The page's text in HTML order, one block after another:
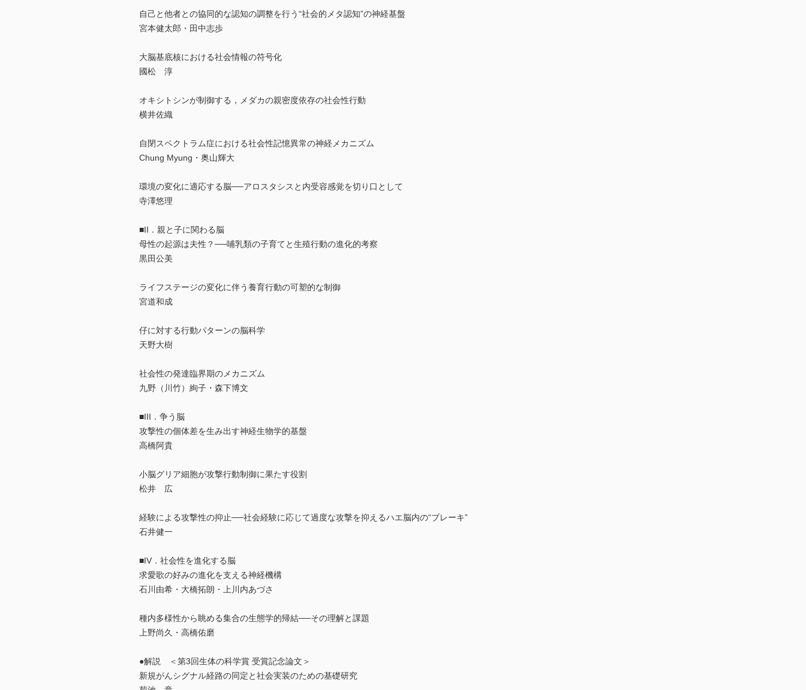
自己と他者との協同的な認知の調整を行う“社会的メタ認知”の神経基盤
宮本健太郎・田中志歩
大脳基底核における社会情報の符号化
國松 淳
オキシトシンが制御する，メダカの親密度依存の社会性行動
横井佐織
自閉スペクトラム症における社会性記憶異常の神経メカニズム
Chung Myung・奥山輝大
環境の変化に適応する脳──アロスタシスと内受容感覚を切り口として
寺澤悠理
■II．親と子に関わる脳
母性の起源は夫性？──哺乳類の子育てと生殖行動の進化的考察
黒田公美
ライフステージの変化に伴う養育行動の可塑的な制御
宮道和成
仔に対する行動パターンの脳科学
天野大樹
社会性の発達臨界期のメカニズム
九野（川竹）絢子・森下博文
■III．争う脳
攻撃性の個体差を生み出す神経生物学的基盤
高橋阿貴
小脳グリア細胞が攻撃行動制御に果たす役割
松井 広
経験による攻撃性の抑止──社会経験に応じて過度な攻撃を抑えるハエ脳内の“ブレーキ”
石井健一
■IV．社会性を進化する脳
求愛歌の好みの進化を支える神経機構
石川由希・大橋拓朗・上川内あづさ
種内多様性から眺める集合の生態学的帰結──その理解と課題
上野尚久・高橋佑磨
●解説 ＜第3回生体の科学賞 受賞記念論文＞
新規がんシグナル経路の同定と社会実装のための基礎研究